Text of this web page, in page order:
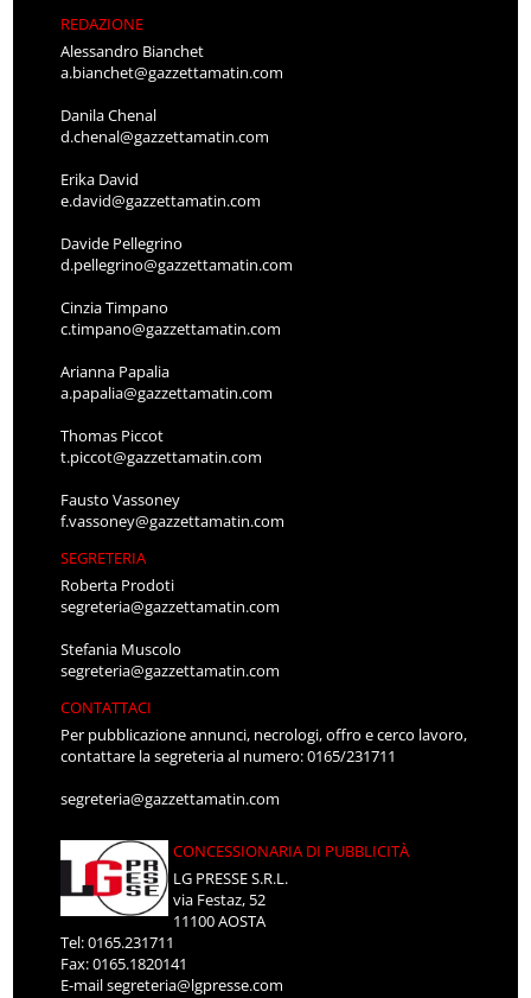
REDAZIONE
Alessandro Bianchet
a.bianchet@gazzettamatin.com
Danila Chenal
d.chenal@gazzettamatin.com
Erika David
e.david@gazzettamatin.com
Davide Pellegrino
d.pellegrino@gazzettamatin.com
Cinzia Timpano
c.timpano@gazzettamatin.com
Arianna Papalia
a.papalia@gazzettamatin.com
Thomas Piccot
t.piccot@gazzettamatin.com
Fausto Vassoney
f.vassoney@gazzettamatin.com
SEGRETERIA
Roberta Prodoti
segreteria@gazzettamatin.com
Stefania Muscolo
segreteria@gazzettamatin.com
CONTATTACI
Per pubblicazione annunci, necrologi, offro e cerco lavoro,
contattare la segreteria al numero: 0165/231711
segreteria@gazzettamatin.com
CONCESSIONARIA DI PUBBLICITÀ
LG PRESSE S.R.L.
via Festaz, 52
11100 AOSTA
Tel: 0165.231711
Fax: 0165.1820141
E-mailsegreteria@lgpresse.com